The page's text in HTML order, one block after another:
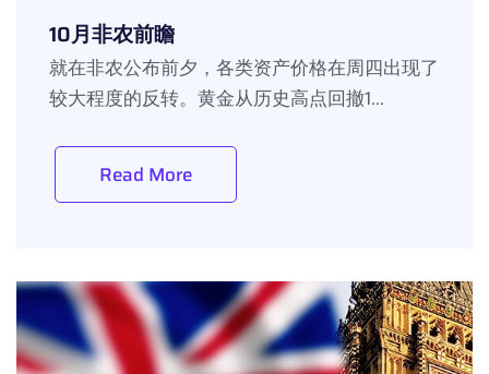
10月非农前瞻
就在非农公布前夕，各类资产价格在周四出现了
较大程度的反转。黄金从历史高点回撤1...
Read More